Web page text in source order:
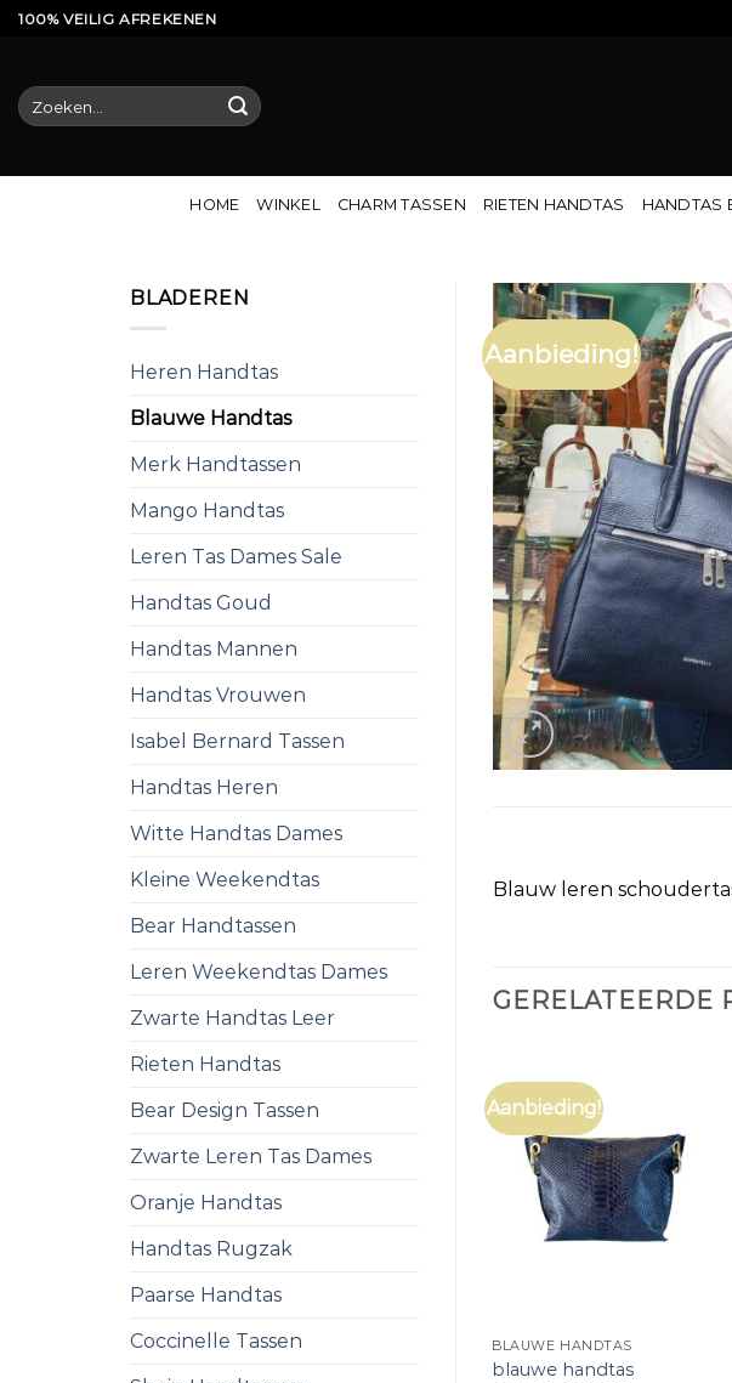
Ga100% VEILIG AFREKENEN
Zoeken
naar:
HOME WINKEL CHARM TASSEN RIETEN HANDTAS HANDTAS
BLADEREN
Heren Handtas
Blauwe Handtas
Merk Handtassen
Mango Handtas
Leren Tas Dames Sale
Handtas Goud
Handtas Mannen
Handtas Vrouwen
Isabel Bernard Tassen
Handtas Heren
Witte Handtas Dames
Kleine Weekendtas
Bear Handtassen
Leren Weekendtas Dames
Zwarte Handtas Leer
Rieten Handtas
Bear Design Tassen
Zwarte Leren Tas Dames
Oranje Handtas
Handtas Rugzak
Paarse Handtas
Coccinelle Tassen
Aanbieding!
Blauw leren
GERELATEERDE
Aanbieding!
BLAUWE HANDTAS
blauwe handtas